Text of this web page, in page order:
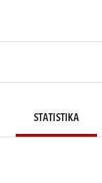
STATISTIKA